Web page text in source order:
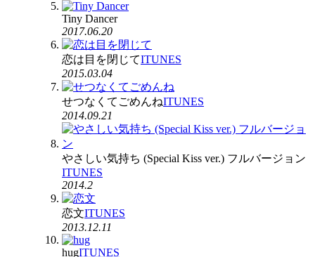
Tiny Dancer
2017.06.20
恋は目を閉じてITUNES
2015.03.04
せつなくてごめんねITUNES
2014.09.21
やさしい気持ち (Special Kiss ver.) フルバージョン
ITUNES
2014.2
恋文ITUNES
2013.12.11
hugITUNES